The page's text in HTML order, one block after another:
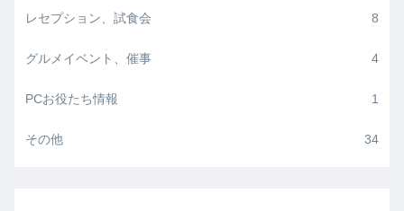
レセプション、試食会 8
グルメイベント、催事 4
PCお役たち情報 1
その他 34